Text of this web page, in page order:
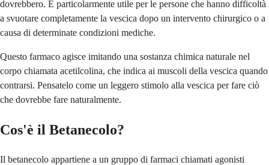
dovrebbero. È particolarmente utile per le persone che hanno difficoltà
a svuotare completamente la vescica dopo un intervento chirurgico o a
causa di determinate condizioni mediche.
Questo farmaco agisce imitando una sostanza chimica naturale nel
corpo chiamata acetilcolina, che indica ai muscoli della vescica quando
contrarsi. Pensatelo come un leggero stimolo alla vescica per fare ciò
che dovrebbe fare naturalmente.
Cos'è il Betanecolo?
Il betanecolo appartiene a un gruppo di farmaci chiamati agonisti